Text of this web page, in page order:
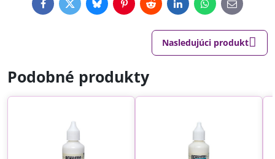
FacebookTwitterBlueskyPinterestRedditLinkedInWhatsApp
E-
mail
Nasledujúci produkt
Podobné produkty